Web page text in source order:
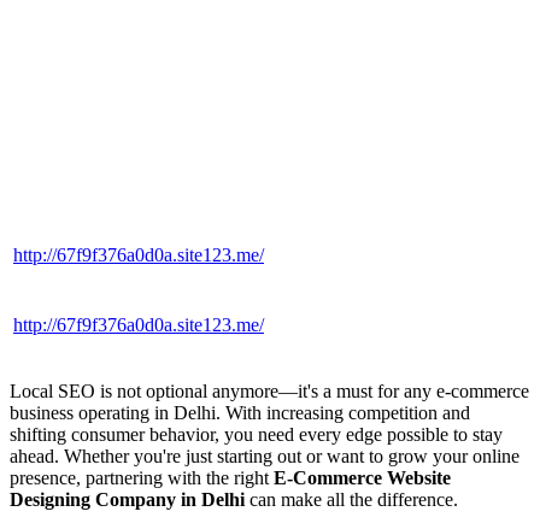
http://67f9f376a0d0a.site123.me/
http://67f9f376a0d0a.site123.me/
Local SEO is not optional anymore—it's a must for any e-commerce
business operating in Delhi. With increasing competition and
shifting consumer behavior, you need every edge possible to stay
ahead. Whether you're just starting out or want to grow your online
presence, partnering with the right E-Commerce Website
Designing Company in Delhi can make all the difference.